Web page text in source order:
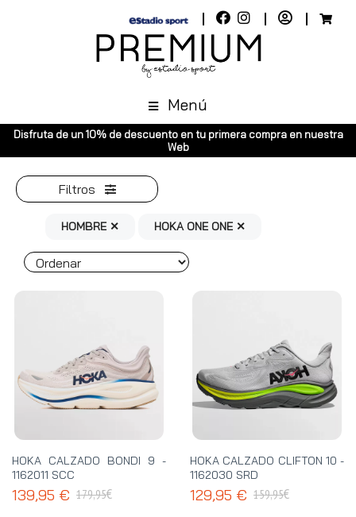
Menú
Disfruta de un 10% de descuento en tu primera compra en nuestra
Web
Filtros
HOMBRE ✕ HOKA ONE ONE ✕
HOKA CALZADO BONDI 9 -
1162011 SCC
139,95 € 179,95€
HOKA CALZADO CLIFTON 10 -
1162030 SRD
129,95 € 159,95€